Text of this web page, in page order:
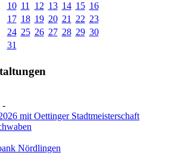
10 11 12 13 14 15 16
17 18 19 20 21 22 23
24 25 26 27 28 29 30
31
-
mit Oettinger Stadtmeisterschaft